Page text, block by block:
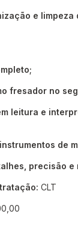
e limpeza
fresador no
leitura e
de
precisão
CLT